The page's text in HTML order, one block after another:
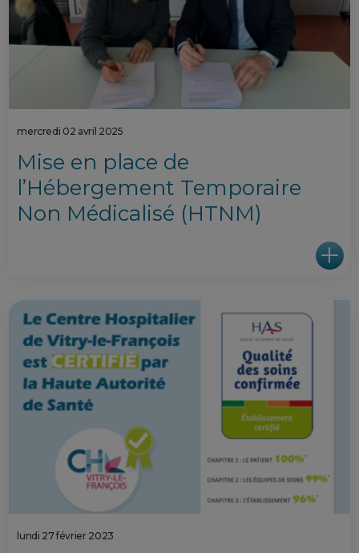
mercredi 02 avril 2025
Mise en place de
l’Hébergement Temporaire
Non Médicalisé (HTNM)
lundi 27 février 2023